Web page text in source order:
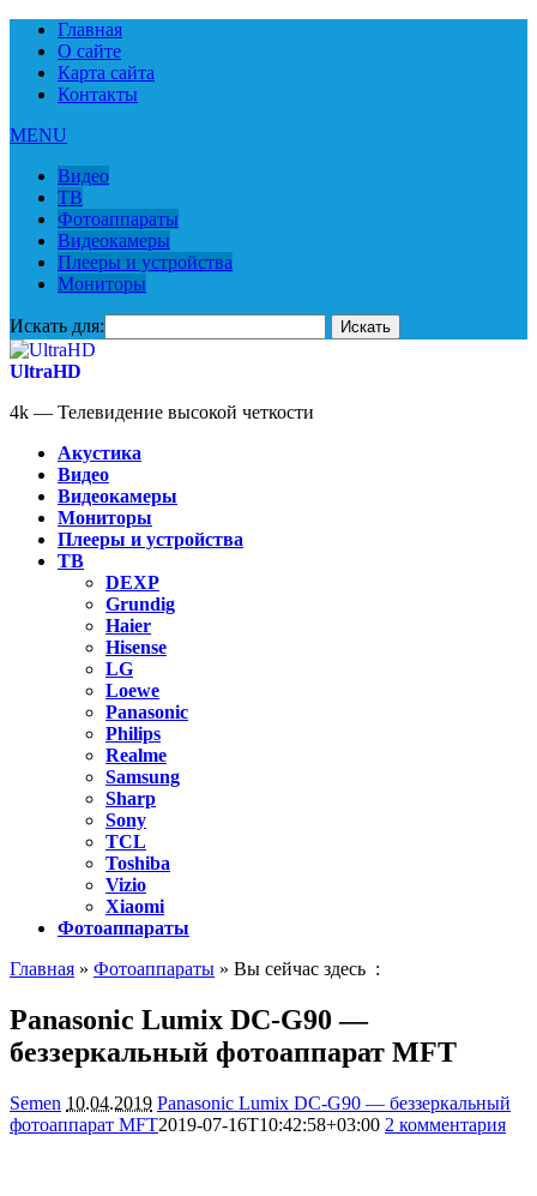
Главная
О сайте
Карта сайта
Контакты
MENU
Видео
ТВ
Фотоаппараты
Видеокамеры
Плееры и устройства
Мониторы
Искать для:
UltraHD
4k — Телевидение высокой четкости
Акустика
Видео
Видеокамеры
Мониторы
Плееры и устройства
ТВ
DEXP
Grundig
Haier
Hisense
LG
Loewe
Panasonic
Philips
Realme
Samsung
Sharp
Sony
TCL
Toshiba
Vizio
Xiaomi
Фотоаппараты
Главная » Фотоаппараты » Вы сейчас здесь :
Panasonic Lumix DC-G90 —
беззеркальный фотоаппарат MFT
Semen 10.04.2019 Panasonic Lumix DC-G90 — беззеркальный
фотоаппарат MFT2019-07-16T10:42:58+03:00 2 комментария